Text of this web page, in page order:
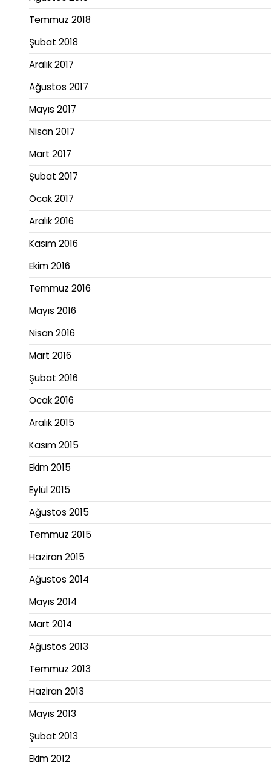
Temmuz 2018
Şubat 2018
Aralık 2017
Ağustos 2017
Mayıs 2017
Nisan 2017
Mart 2017
Şubat 2017
Ocak 2017
Aralık 2016
Kasım 2016
Ekim 2016
Temmuz 2016
Mayıs 2016
Nisan 2016
Mart 2016
Şubat 2016
Ocak 2016
Aralık 2015
Kasım 2015
Ekim 2015
Eylül 2015
Ağustos 2015
Temmuz 2015
Haziran 2015
Ağustos 2014
Mayıs 2014
Mart 2014
Ağustos 2013
Temmuz 2013
Haziran 2013
Mayıs 2013
Şubat 2013
Ekim 2012